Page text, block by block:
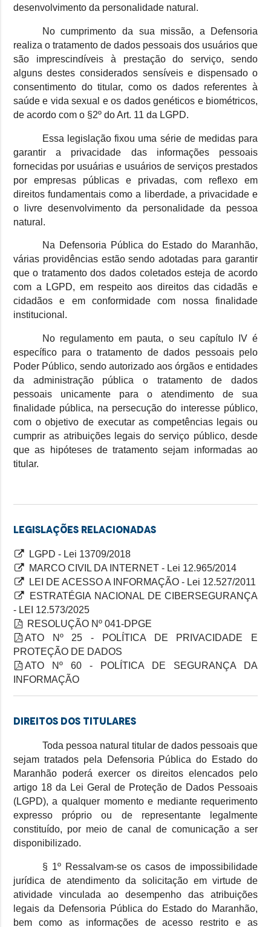
desenvolvimento da personalidade natural.
No cumprimento da sua missão, a Defensoria
realiza o tratamento de dados pessoais dos usuários que
são imprescindíveis à prestação do serviço, sendo
alguns destes considerados sensíveis e dispensado o
consentimento do titular, como os dados referentes à
saúde e vida sexual e os dados genéticos e biométricos,
de acordo com o §2º do Art. 11 da LGPD.
Essa legislação fixou uma série de medidas para
garantir a privacidade das informações pessoais
fornecidas por usuárias e usuários de serviços prestados
por empresas públicas e privadas, com reflexo em
direitos fundamentais como a liberdade, a privacidade e
o livre desenvolvimento da personalidade da pessoa
natural.
Na Defensoria Pública do Estado do Maranhão,
várias providências estão sendo adotadas para garantir
que o tratamento dos dados coletados esteja de acordo
com a LGPD, em respeito aos direitos das cidadãs e
cidadãos e em conformidade com nossa finalidade
institucional.
No regulamento em pauta, o seu capítulo IV é
específico para o tratamento de dados pessoais pelo
Poder Público, sendo autorizado aos órgãos e entidades
da administração pública o tratamento de dados
pessoais unicamente para o atendimento de sua
finalidade pública, na persecução do interesse público,
com o objetivo de executar as competências legais ou
cumprir as atribuições legais do serviço público, desde
que as hipóteses de tratamento sejam informadas ao
titular.
Legislações relacionadas
LGPD - Lei 13709/2018
MARCO CIVIL DA INTERNET - Lei 12.965/2014
LEI DE ACESSO A INFORMAÇÃO - Lei 12.527/2011
ESTRATÉGIA NACIONAL DE CIBERSEGURANÇA
- LEI 12.573/2025
RESOLUÇÃO Nº 041-DPGE
ATO Nº 25 - POLÍTICA DE PRIVACIDADE E
PROTEÇÃO DE DADOS
ATO Nº 60 - POLÍTICA DE SEGURANÇA DA
INFORMAÇÃO
DIREITOS DOS TITULARES
Toda pessoa natural titular de dados pessoais que
sejam tratados pela Defensoria Pública do Estado do
Maranhão poderá exercer os direitos elencados pelo
artigo 18 da Lei Geral de Proteção de Dados Pessoais
(LGPD), a qualquer momento e mediante requerimento
expresso próprio ou de representante legalmente
constituído, por meio de canal de comunicação a ser
disponibilizado.
§ 1º Ressalvam-se os casos de impossibilidade
jurídica de atendimento da solicitação em virtude de
atividade vinculada ao desempenho das atribuições
legais da Defensoria Pública do Estado do Maranhão,
bem como as informações de acesso restrito e as